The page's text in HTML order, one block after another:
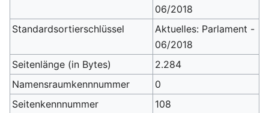
06/2018
Standardsortierschlüssel
Aktuelles: Parlament -
06/2018
Seitenlänge (in Bytes)
2.284
Namensraumkennnummer
0
Seitenkennnummer
108